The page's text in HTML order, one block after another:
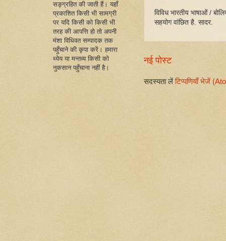
विविध भारतीय भाषाओं /
सहयोग वांछित है. सादर.
नई पोस्ट
सदस्यता लेंटिप्पणियाँ भेजें
सङ्ग्रहित की जाती हैं। यहाँ
प्रकाशित किसी भी सामग्री
पर यदि किसी को किसी भी
तरह की आपत्ति हो तो अपनी
मंशा विधिवत सम्पादक तक
पहुँचाने की कृपा करें। हमारा
ध्येय या मन्तव्य किसी को
नुकसान पहुँचाना नहीं है।